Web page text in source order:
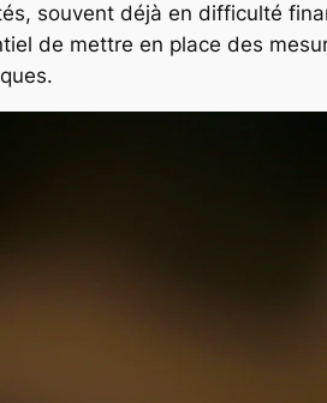
souvent déjà en difficulté
de mettre en place des